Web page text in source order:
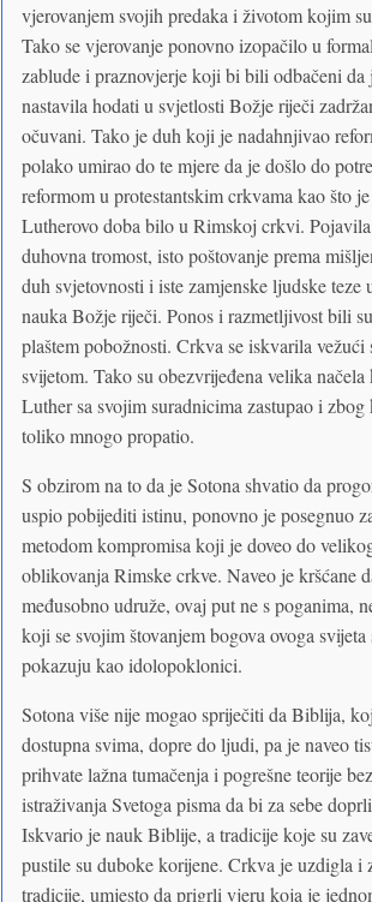
vjerovanjem svojih predaka i životom kojim
Tako se vjerovanje ponovno izopačilo u
zablude i praznovjerje koji bi bili odbačeni da
nastavila hodati u svjetlosti Božje riječi
očuvani. Tako je duh koji je nadahnjivao
polako umirao do te mjere da je došlo do
reformom u protestantskim crkvama kao što
Lutherovo doba bilo u Rimskoj crkvi. Pojavila
duhovna tromost, isto poštovanje prema
duh svjetovnosti i iste zamjenske ljudske teze
nauka Božje riječi. Ponos i razmetljivost bili
plaštem pobožnosti. Crkva se iskvarila vežući
svijetom. Tako su obezvrijeđena velika načela
Luther sa svojim suradnicima zastupao i
toliko mnogo propatio.
S obzirom na to da je Sotona shvatio da
uspio pobijediti istinu, ponovno je posegnuo
metodom kompromisa koji je doveo do
oblikovanja Rimske crkve. Naveo je kršćane
međusobno udruže, ovaj put ne s poganima,
koji se svojim štovanjem bogova ovoga svijeta
pokazuju kao idolopoklonici.
Sotona više nije mogao spriječiti da Biblija,
dostupna svima, dopre do ljudi, pa je naveo
prihvate lažna tumačenja i pogrešne teorije
istraživanja Svetoga pisma da bi za sebe
Iskvario je nauk Biblije, a tradicije koje su
pustile su duboke korijene. Crkva je uzdigla i
tradicije, umjesto da prigrli vjeru koja je